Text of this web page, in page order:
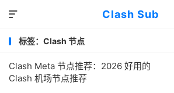
Clash Sub

标签：Clash 节点
Clash Meta 节点推荐：2026 好用的
Clash 机场节点推荐